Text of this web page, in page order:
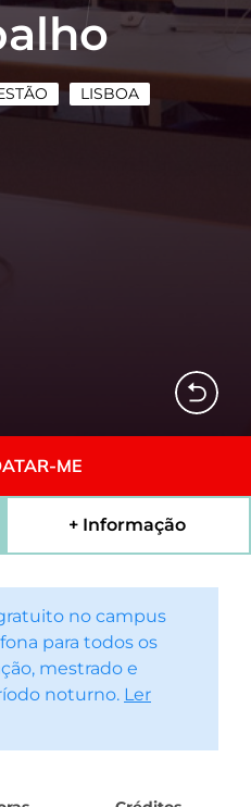
LISBOA
ME
+ Informação
no campus
para todos os
mestrado e
noturno. Ler